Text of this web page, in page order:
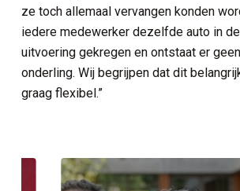
ze toch allemaal vervangen konden
iedere medewerker dezelfde auto in
uitvoering gekregen en ontstaat er
onderling. Wij begrijpen dat dit
graag flexibel.”